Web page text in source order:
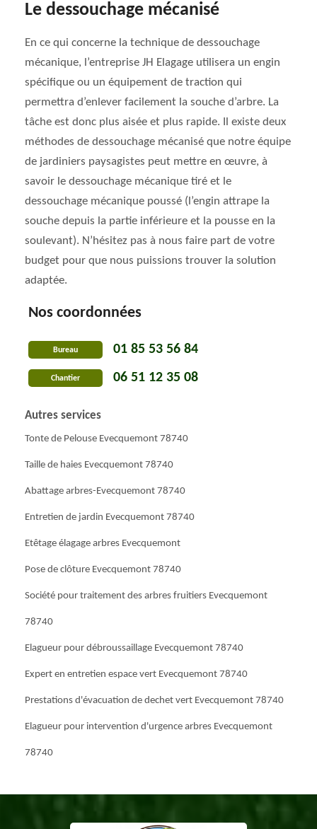
Le dessouchage mécanisé
En ce qui concerne la technique de dessouchage
mécanique, l’entreprise JH Elagage utilisera un engin
spécifique ou un équipement de traction qui
permettra d’enlever facilement la souche d’arbre. La
tâche est donc plus aisée et plus rapide. Il existe deux
méthodes de dessouchage mécanisé que notre équipe
de jardiniers paysagistes peut mettre en œuvre, à
savoir le dessouchage mécanique tiré et le
dessouchage mécanique poussé (l’engin attrape la
souche depuis la partie inférieure et la pousse en la
soulevant). N’hésitez pas à nous faire part de votre
budget pour que nous puissions trouver la solution
adaptée.
Nos coordonnées
Bureau 01 85 53 56 84
Chantier 06 51 12 35 08
Autres services
Tonte de Pelouse Evecquemont 78740
Taille de haies Evecquemont 78740
Abattage arbres-Evecquemont 78740
Entretien de jardin Evecquemont 78740
Etêtage élagage arbres Evecquemont
Pose de clôture Evecquemont 78740
Société pour traitement des arbres fruitiers Evecquemont
78740
Elagueur pour débroussaillage Evecquemont 78740
Expert en entretien espace vert Evecquemont 78740
Prestations d'évacuation de dechet vert Evecquemont 78740
Elagueur pour intervention d'urgence arbres Evecquemont
78740